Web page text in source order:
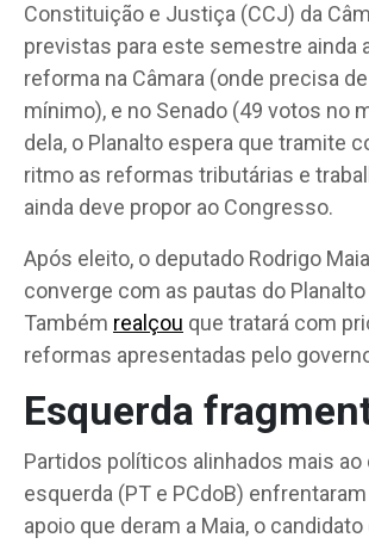
Constituição e Justiça (CCJ) da
previstas para este semestre ainda
reforma na Câmara (onde precisa
mínimo), e no Senado (49 votos no
dela, o Planalto espera que tramite
ritmo as reformas tributárias e
ainda deve propor ao Congresso.
Após eleito, o deputado Rodrigo
converge com as pautas do Planalto
Também realçou que tratará com
reformas apresentadas pelo
Esquerda
Partidos políticos alinhados mais ao
esquerda (PT e PCdoB) enfrentaram
apoio que deram a Maia, o candidato